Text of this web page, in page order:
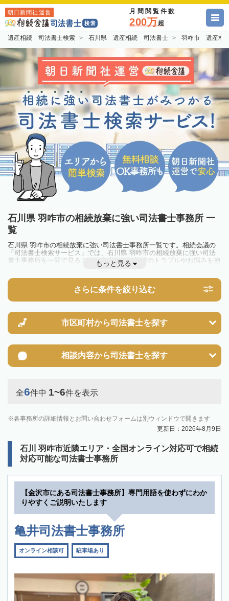
朝日新聞社運営 月間閲覧件数
200万超
遺産相続 司法書士検索 石川県 遺産相続 司法書士 羽咋市 遺産相
石川県 羽咋市の相続放棄に強い司法書士事務所 一
覧
石川県 羽咋市の相続放棄に強い司法書士事務所一覧です。相続会議の
「司法書士検索サービス」では、石川県 羽咋市の相続放棄に強い司法
書士事務所を一覧で見ることが出来ます。相続のトラブルやお悩みを抱
えている方は一度近隣の司法書士に相談してみましょう。
もっと見る
さらに条件を絞り込む
市区町村から司法書士を探す
相談内容から司法書士を探す
全6件中 1~6件を表示
各事務所の詳細情報とお問い合わせフォームは別ウィンドウで開きます
更新日：2026年8月9日
石川 羽咋市近隣エリア・全国オンライン対応可で相続
対応可能な司法書士事務所
【金沢市にある司法書士事務所】専門用語を使わずにわか
りやすくご説明いたします
亀井司法書士事務所
オンライン相談可 駐車場あり